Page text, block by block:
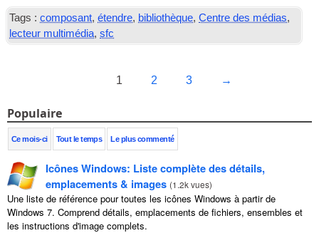
Tags : composant,étendre, bibliothèque,Centre des médias,
lecteur multimédia,sfc
1 2 3 →
Populaire
Ce mois-ci Tout le temps Le plus commenté
Icônes Windows: Liste complète des détails,
emplacements & images (1.2k vues)
Une liste de référence pour toutes les icônes Windows à partir de
Windows 7. Comprend détails, emplacements de fichiers, ensembles et
les instructions d'image complets.